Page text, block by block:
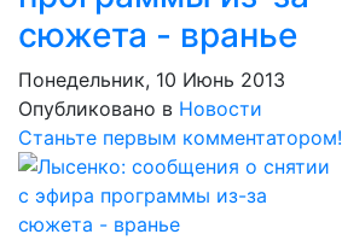
сюжета - вранье
Понедельник, 10 Июнь 2013
Опубликовано в Новости
Станьте первым комментатором!